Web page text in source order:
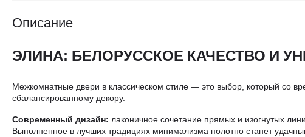
Описание
ЭЛИНА: БЕЛОРУССКОЕ КАЧЕСТВО И
Межкомнатные двери в классическом стиле — это выбор, который со
сбалансированному декору.
Современный дизайн: лаконичное сочетание прямых и изогнутых
Выполненное в лучших традициях минимализма полотно станет